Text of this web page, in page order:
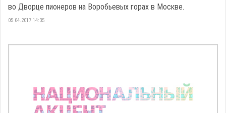
во Дворце пионеров на Воробьевых горах в Москве.
05.04.2017 14:35